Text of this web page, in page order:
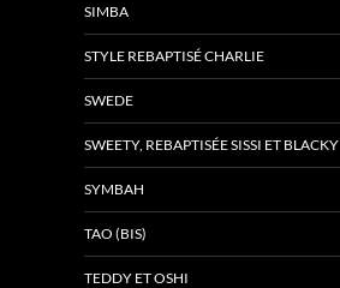
SIMBA
STYLE REBAPTISÉ CHARLIE
SWEDE
SWEETY, REBAPTISÉE SISSI ET BLACKY
SYMBAH
TAO (BIS)
TEDDY ET OSHI